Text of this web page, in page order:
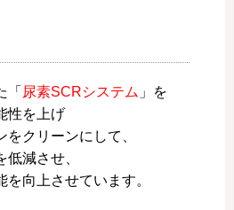
「 尿素SCRシステム 」を
性を上げ
クリーンにして、
低減させ、
向上させています。